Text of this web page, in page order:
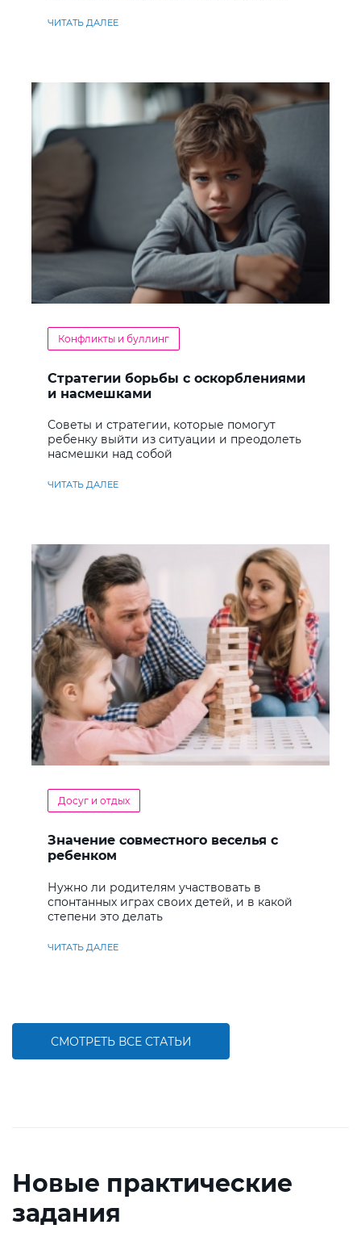
ЧИТАТЬ ДАЛЕЕ
Конфликты и буллинг
Стратегии борьбы с оскорблениями
и насмешками
Советы и стратегии, которые помогут
ребенку выйти из ситуации и преодолеть
насмешки над собой
ЧИТАТЬ ДАЛЕЕ
Досуг и отдых
Значение совместного веселья с
ребенком
Нужно ли родителям участвовать в
спонтанных играх своих детей, и в какой
степени это делать
ЧИТАТЬ ДАЛЕЕ
СМОТРЕТЬ ВСЕ СТАТЬИ
Новые практические
задания